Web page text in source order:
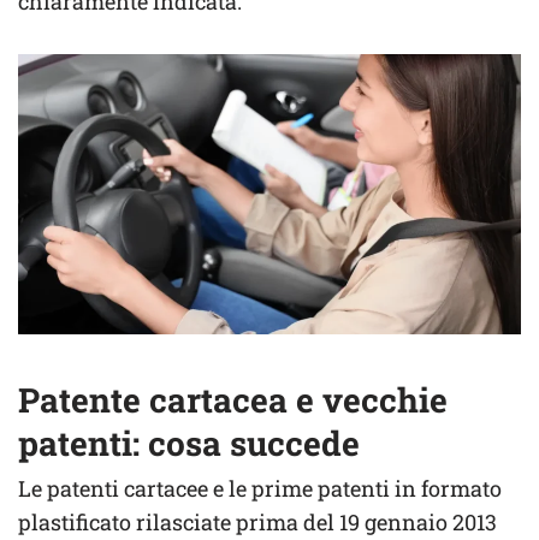
Patente cartacea e vecchie
patenti: cosa succede
Le patenti cartacee e le prime patenti in formato
plastificato rilasciate prima del 19 gennaio 2013